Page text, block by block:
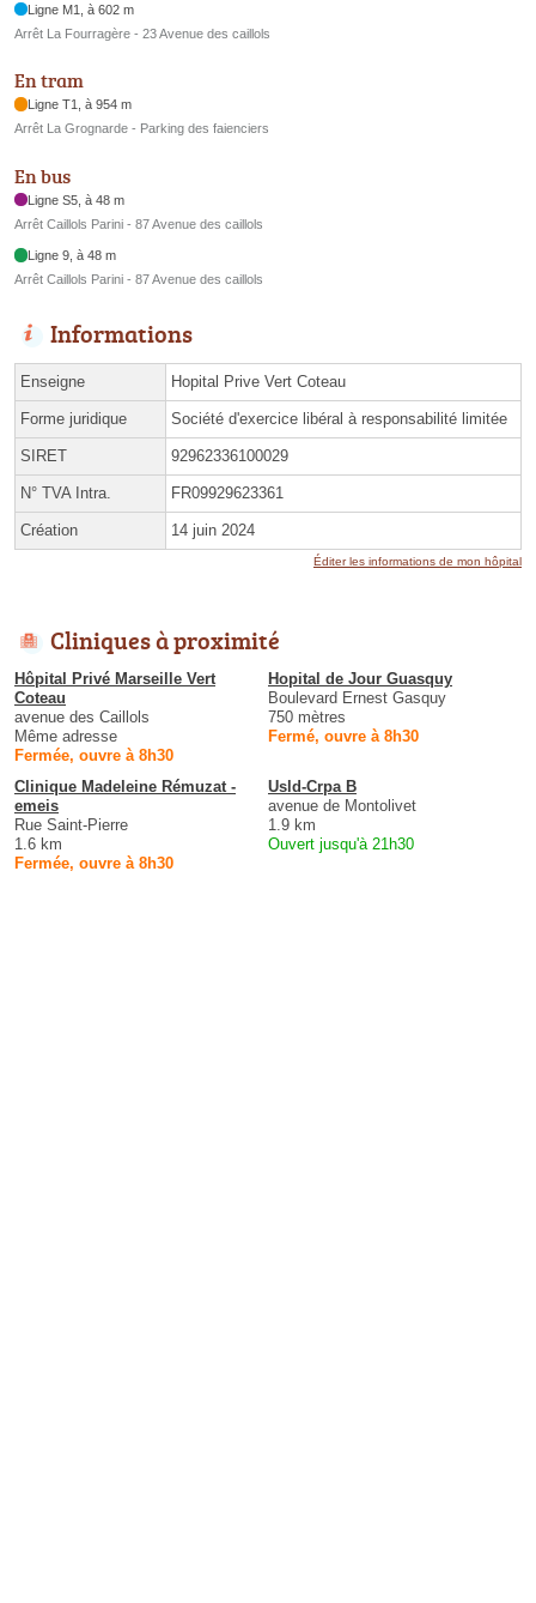
Ligne M1, à 602 m
Arrêt La Fourragère - 23 Avenue des caillols
En tram
Ligne T1, à 954 m
Arrêt La Grognarde - Parking des faienciers
En bus
Ligne S5, à 48 m
Arrêt Caillols Parini - 87 Avenue des caillols
Ligne 9, à 48 m
Arrêt Caillols Parini - 87 Avenue des caillols
Informations
Enseigne Hopital Prive Vert Coteau
Forme juridique Société d'exercice libéral à responsabilité limitée
SIRET 92962336100029
N° TVA Intra. FR09929623361
Création 14 juin 2024
Éditer les informations de mon hôpital
Cliniques à proximité
Hôpital Privé Marseille Vert
Coteau
avenue des Caillols
Même adresse
Fermée, ouvre à 8h30
Hopital de Jour Guasquy
Boulevard Ernest Gasquy
750 mètres
Fermé, ouvre à 8h30
Clinique Madeleine Rémuzat -
emeis
Rue Saint-Pierre
1.6 km
Fermée, ouvre à 8h30
Usld-Crpa B
avenue de Montolivet
1.9 km
Ouvert jusqu'à 21h30